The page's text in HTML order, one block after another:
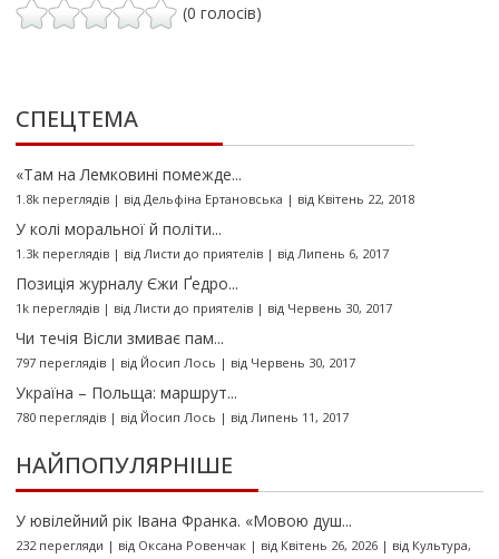
(0 голосів)
СПЕЦТЕМА
«Там на Лемковині помежде...
1.8k переглядів| від Дельфіна Ертановська | від Квітень 22, 2018
У колі моральної й політи...
1.3k переглядів| від Листи до приятелів| від Липень 6, 2017
Позиція журналу Єжи Ґедро...
1k переглядів| від Листи до приятелів| від Червень 30, 2017
Чи течія Вісли змиває пам...
797 переглядів| від Йосип Лось | від Червень 30, 2017
Україна – Польща: маршрут...
780 переглядів| від Йосип Лось | від Липень 11, 2017
НАЙПОПУЛЯРНІШЕ
У ювілейний рік Івана Франка. «Мовою душ...
232 перегляди | від Оксана Ровенчак| від Квітень 26, 2026| від Культура,